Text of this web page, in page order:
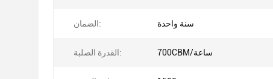
الضمان: سنة واحدة
القدرة الصلبة: 700CBM/ساعة